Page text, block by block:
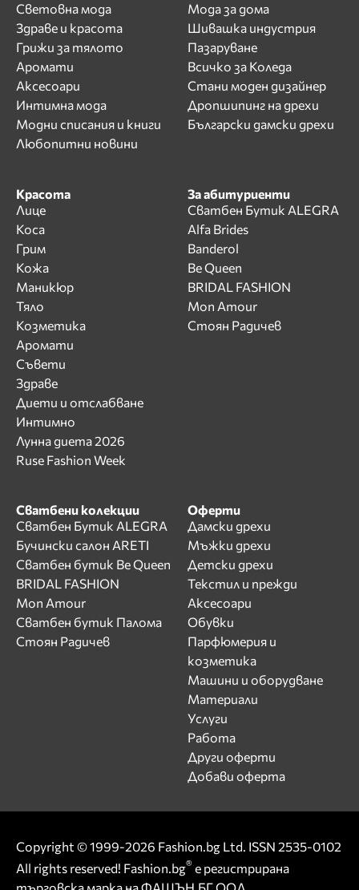
Световна мода
Здраве и красота
Грижи за тялото
Аромати
Аксесоари
Интимна мода
Модни списания и книги
Любопитни новини
Мода за дома
Шивашка индустрия
Пазаруване
Всичко за Коледа
Стани моден дизайнер
Дропшипинг на дрехи
Български дамски дрехи
Красота
Лице
Коса
Грим
Кожа
Маникюр
Тяло
Козметика
Аромати
Съвети
Здраве
Диети и отслабване
Интимно
Лунна диета 2026
Ruse Fashion Week
За абитуриенти
Сватбен Бутик ALEGRA
Alfa Brides
Banderol
Be Queen
BRIDAL FASHION
Mon Amour
Стоян Радичев
Сватбени колекции
Сватбен Бутик ALEGRA
Бучински салон ARETI
Сватбен бутик Be Queen
BRIDAL FASHION
Mon Amour
Сватбен бутик Палома
Стоян Радичев
Оферти
Дамски дрехи
Мъжки дрехи
Детски дрехи
Текстил и прежди
Аксесоари
Обувки
Парфюмерия и
козметика
Машини и оборудване
Материали
Услуги
Работа
Други оферти
Добави оферта
Copyright © 1999-2026 Fashion.bg Ltd. ISSN 2535-0102
All rights reserved! Fashion.bg® е регистрирана